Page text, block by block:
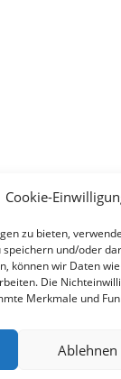
Cookie-
zu bieten,
und/oder
können wir Daten
Die
Merkmale und
Ablehnen